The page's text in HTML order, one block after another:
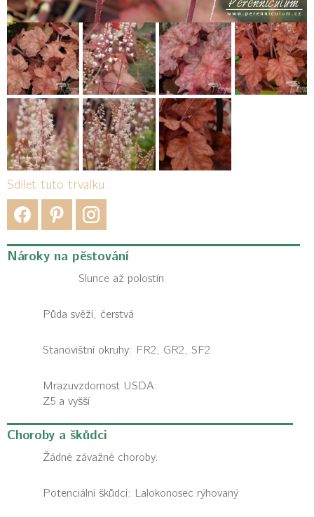
Sdílet tuto trvalku:
Nároky na pěstování
Slunce až polostín
Půda svěží, čerstvá
Stanovištní okruhy: FR2, GR2, SF2
Mrazuvzdornost USDA:
Z5 a vyšší
Choroby a škůdci
Žádné závažné choroby.
Potenciální škůdci: Lalokonosec rýhovaný